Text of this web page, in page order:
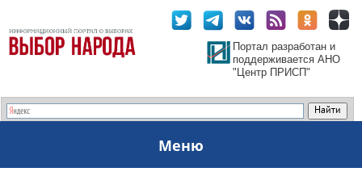
Портал разработан и
поддерживается АНО
"Центр ПРИСП"
Меню